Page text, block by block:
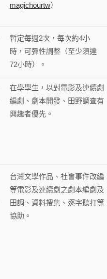
magichourtw）
暫定每週2次，每次約4小
時，可彈性調整（至少須達
72小時）。
在學學生，以對電影及連續劇
編劇、劇本開發、田野調查有
興趣者優先。
台灣文學作品、社會事件改編
等電影及連續劇之劇本編劇及
田調、資料搜集、逐字聽打等
協助。